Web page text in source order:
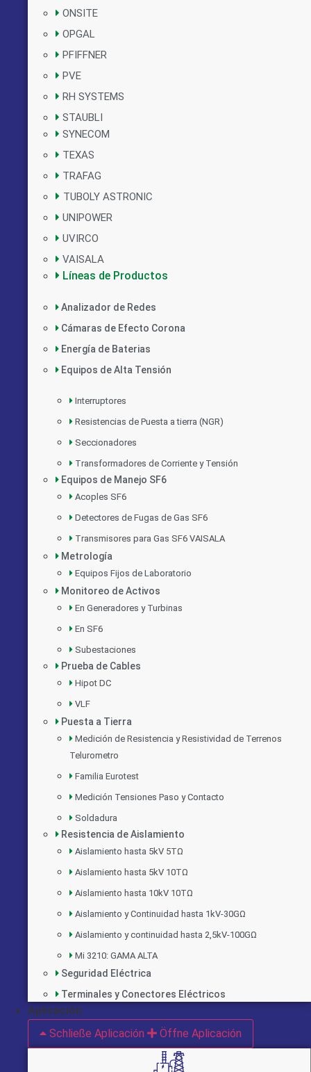
ONSITE
OPGAL
PFIFFNER
PVE
RH SYSTEMS
STAUBLI
SYNECOM
TEXAS
TRAFAG
TUBOLY ASTRONIC
UNIPOWER
UVIRCO
VAISALA
Líneas de Productos
Analizador de Redes
Cámaras de Efecto Corona
Energía de Baterias
Equipos de Alta Tensión
Interruptores
Resistencias de Puesta a tierra (NGR)
Seccionadores
Transformadores de Corriente y Tensión
Equipos de Manejo SF6
Acoples SF6
Detectores de Fugas de Gas SF6
Transmisores para Gas SF6 VAISALA
Metrología
Equipos Fijos de Laboratorio
Monitoreo de Activos
En Generadores y Turbinas
En SF6
Subestaciones
Prueba de Cables
Hipot DC
VLF
Puesta a Tierra
Medición de Resistencia y Resistividad de Terrenos
Telurometro
Familia Eurotest
Medición Tensiones Paso y Contacto
Soldadura
Resistencia de Aislamiento
Aislamiento hasta 5kV 5TΩ
Aislamiento hasta 5kV 10TΩ
Aislamiento hasta 10kV 10TΩ
Aislamiento y Continuidad hasta 1kV-30GΩ
Aislamiento y continuidad hasta 2,5kV-100GΩ
Mi 3210: GAMA ALTA
Seguridad Eléctrica
Terminales y Conectores Eléctricos
Aplicación
Schließe Aplicación
Öffne Aplicación